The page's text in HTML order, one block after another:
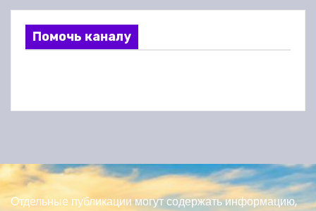
Помочь каналу
Отдельные публикации могут содержать информацию,